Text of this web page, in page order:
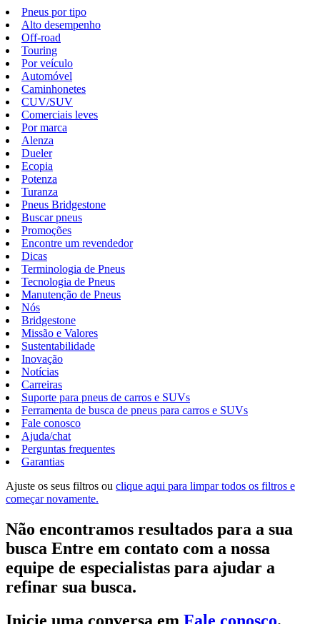
Pneus por tipo
Alto desempenho
Off-road
Touring
Por veículo
Automóvel
Caminhonetes
CUV/SUV
Comerciais leves
Por marca
Alenza
Dueler
Ecopia
Potenza
Turanza
Pneus Bridgestone
Buscar pneus
Promoções
Encontre um revendedor
Dicas
Terminologia de Pneus
Tecnologia de Pneus
Manutenção de Pneus
Nós
Bridgestone
Missão e Valores
Sustentabilidade
Inovação
Notícias
Carreiras
Suporte para pneus de carros e SUVs
Ferramenta de busca de pneus para carros e SUVs
Fale conosco
Ajuda/chat
Perguntas frequentes
Garantias
Ajuste os seus filtros ou clique aqui para limpar todos os filtros e
começar novamente.
Não encontramos resultados para a sua
busca Entre em contato com a nossa
equipe de especialistas para ajudar a
refinar sua busca.